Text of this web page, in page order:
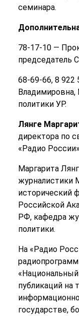
семинара.
78-17-10 —
председатель
68-69-66, 8
политики УР.
Лянге
директора по
«Радио
Маргарита
журналистики
исторический
Российской
РФ, кафедра
политики.
На «Радио
публикаций на
государстве,